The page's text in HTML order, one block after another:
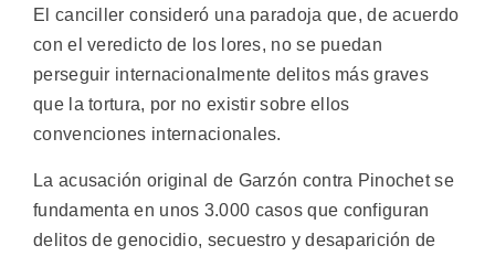
El canciller consideró una paradoja que, de acuerdo
con el veredicto de los lores, no se puedan
perseguir internacionalmente delitos más graves
que la tortura, por no existir sobre ellos
convenciones internacionales.
La acusación original de Garzón contra Pinochet se
fundamenta en unos 3.000 casos que configuran
delitos de genocidio, secuestro y desaparición de